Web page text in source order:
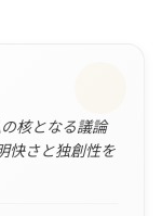
核となる議論
快さと独創性を